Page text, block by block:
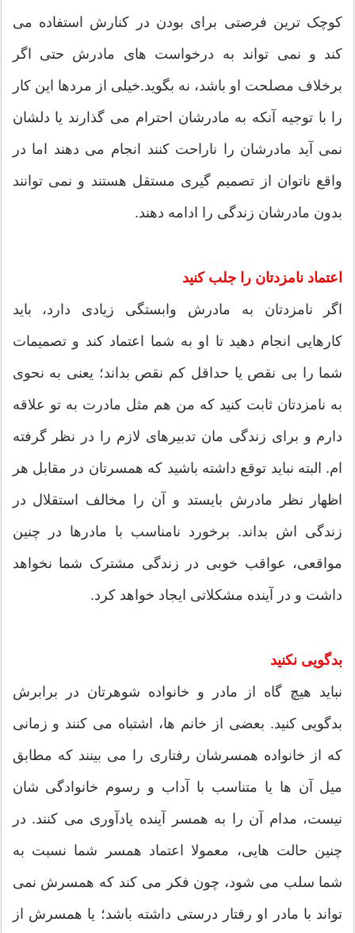
کوچک ترین فرصتی برای بودن در کنارش استفاده می
کند و نمی تواند به درخواست های مادرش حتی اگر
برخلاف مصلحت او باشد، نه بگوید.خیلی از مردها این کار
را با توجیه آنکه به مادرشان احترام می گذارند یا دلشان
نمی آید مادرشان را ناراحت کنند انجام می دهند اما در
واقع ناتوان از تصمیم گیری مستقل هستند و نمی توانند
بدون مادرشان زندگی را ادامه دهند.
اعتماد نامزدتان را جلب کنید
اگر نامزدتان به مادرش وابستگی زیادی دارد، باید
کارهایی انجام دهید تا او به شما اعتماد کند و تصمیمات
شما را بی نقص یا حداقل کم نقص بداند؛ یعنی به نحوی
به نامزدتان ثابت کنید که من هم مثل مادرت به تو علاقه
دارم و برای زندگی مان تدبیرهای لازم را در نظر گرفته
ام. البته نباید توقع داشته باشید که همسرتان در مقابل هر
اظهار نظر مادرش بایستد و آن را مخالف استقلال در
زندگی اش بداند. برخورد نامناسب با مادرها در چنین
مواقعی، عواقب خوبی در زندگی مشترک شما نخواهد
داشت و در آینده مشکلاتی ایجاد خواهد کرد.
بدگویی نکنید
نباید هیچ گاه از مادر و خانواده شوهرتان در برابرش
بدگویی کنید. بعضی از خانم ها، اشتباه می کنند و زمانی
که از خانواده همسرشان رفتاری را می بینند که مطابق
میل آن ها یا متناسب با آداب و رسوم خانوادگی شان
نیست، مدام آن را به همسر آینده یادآوری می کنند. در
چنین حالت هایی، معمولا اعتماد همسر شما نسبت به
شما سلب می شود، چون فکر می کند که همسرش نمی
تواند با مادر او رفتار درستی داشته باشد؛ یا همسرش از